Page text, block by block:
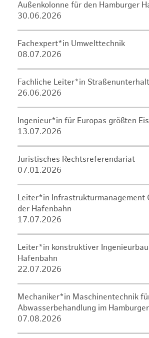
Außenkolonne für den Hamburger
30.06.2026
Fachexpert*in Umwelttechnik
08.07.2026
Fachliche Leiter*in
26.06.2026
Ingenieur*in für Europas größten
13.07.2026
Juristisches Rechtsreferendariat
07.01.2026
Leiter*in Infrastrukturmanagement
der Hafenbahn
17.07.2026
Leiter*in konstruktiver
Hafenbahn
22.07.2026
Mechaniker*in Maschinentechnik
Abwasserbehandlung im
07.08.2026